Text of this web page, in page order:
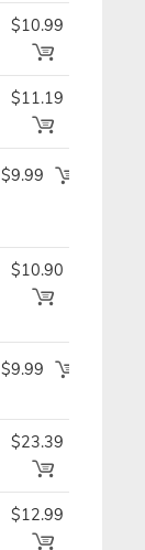
$10.99
$11.19
$9.99
$10.90
$9.99
$23.39
$12.99